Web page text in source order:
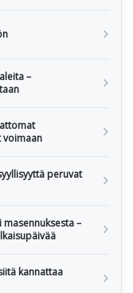
–
voimaan
peruvat
–
kannattaa